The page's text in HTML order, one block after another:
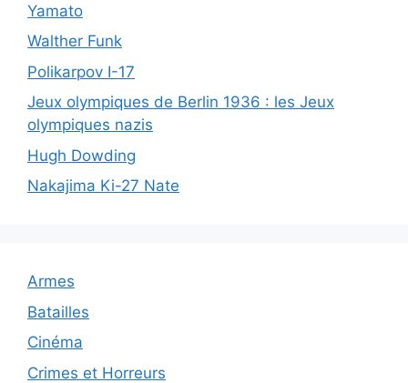
Yamato
Walther Funk
Polikarpov I-17
Jeux olympiques de Berlin 1936 : les Jeux
olympiques nazis
Hugh Dowding
Nakajima Ki-27 Nate
Armes
Batailles
Cinéma
Crimes et Horreurs